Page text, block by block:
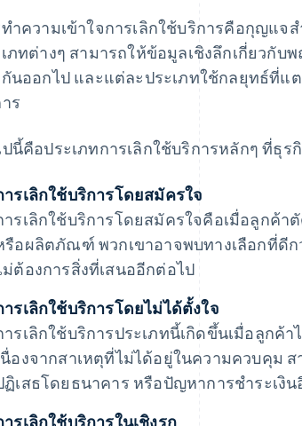
าความเข้าใจการเลิกใช้บริการคือกุญแจ
ภทต่างๆ สามารถให้ข้อมูลเชิงลึกเกี่ยวกั
นออกไป และแต่ละประเภทใช้กลยุทธ์ที่แ
ร
นี้คือประเภทการเลิกใช้บริการหลักๆ ที่ธุ
ารเลิกใช้บริการโดยสมัครใจ
ารเลิกใช้บริการโดยสมัครใจคือเมื่อลูกค้
รือผลิตภัณฑ์ พวกเขาอาจพบทางเลือกที่ดี
ม่ต้องการสิ่งที่เสนออีกต่อไป
ารเลิกใช้บริการโดยไม่ได้ตั้งใจ
ารเลิกใช้บริการประเภทนี้เกิดขึ้นเมื่อลูกค้
นื่องจากสาเหตุที่ไม่ได้อยู่ในความควบคุม
ฏิเสธโดยธนาคาร หรือปัญหาการชําระเงิน
ารเลิกใช้บริการในเชิงรุก